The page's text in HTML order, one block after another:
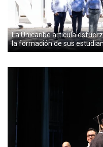
La Unicaribe articula
la formación de sus